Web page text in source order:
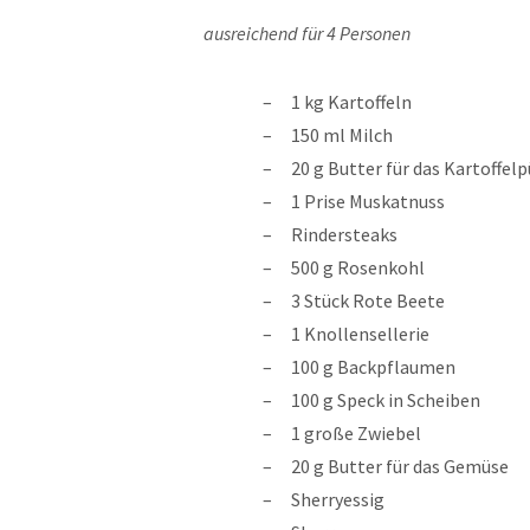
ausreichend für 4 Personen
1 kg Kartoffeln
150 ml Milch
20 g Butter für das
1 Prise Muskatnuss
Rindersteaks
500 g Rosenkohl
3 Stück Rote Beete
1 Knollensellerie
100 g Backpflaumen
100 g Speck in Scheiben
1 große Zwiebel
20 g Butter für das Gemüse
Sherryessig